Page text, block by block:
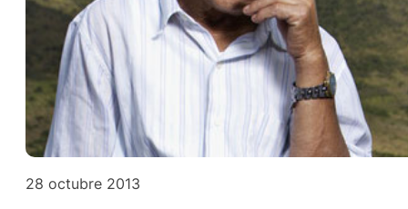
28 octubre 2013